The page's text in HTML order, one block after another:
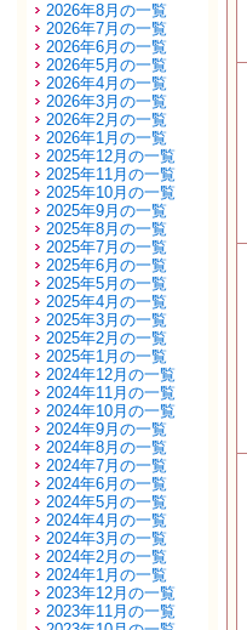
2026年8月の一覧
2026年7月の一覧
2026年6月の一覧
2026年5月の一覧
2026年4月の一覧
2026年3月の一覧
2026年2月の一覧
2026年1月の一覧
2025年12月の一覧
2025年11月の一覧
2025年10月の一覧
2025年9月の一覧
2025年8月の一覧
2025年7月の一覧
2025年6月の一覧
2025年5月の一覧
2025年4月の一覧
2025年3月の一覧
2025年2月の一覧
2025年1月の一覧
2024年12月の一覧
2024年11月の一覧
2024年10月の一覧
2024年9月の一覧
2024年8月の一覧
2024年7月の一覧
2024年6月の一覧
2024年5月の一覧
2024年4月の一覧
2024年3月の一覧
2024年2月の一覧
2024年1月の一覧
2023年12月の一覧
2023年11月の一覧